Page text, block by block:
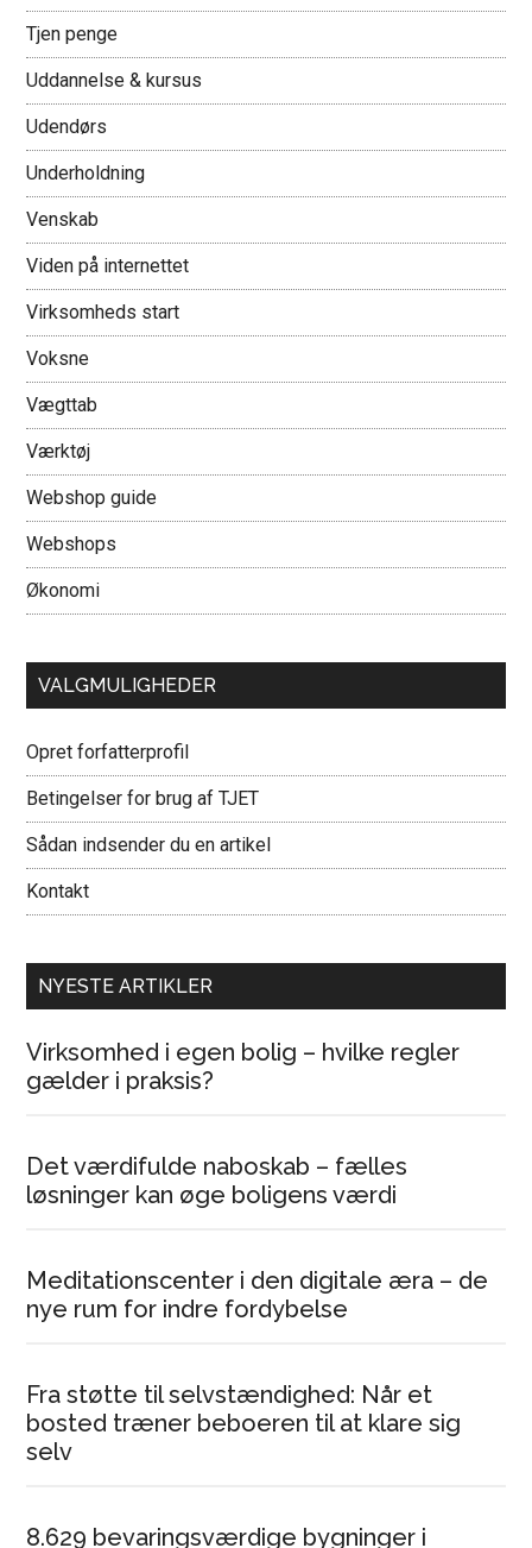
Tjen penge
Uddannelse & kursus
Udendørs
Underholdning
Venskab
Viden på internettet
Virksomheds start
Voksne
Vægttab
Værktøj
Webshop guide
Webshops
Økonomi
VALGMULIGHEDER
Opret forfatterprofil
Betingelser for brug af TJET
Sådan indsender du en artikel
Kontakt
NYESTE ARTIKLER
Virksomhed i egen bolig – hvilke regler
gælder i praksis?
Det værdifulde naboskab – fælles
løsninger kan øge boligens værdi
Meditationscenter i den digitale æra – de
nye rum for indre fordybelse
Fra støtte til selvstændighed: Når et
bosted træner beboeren til at klare sig
selv
8.629 bevaringsværdige bygninger i